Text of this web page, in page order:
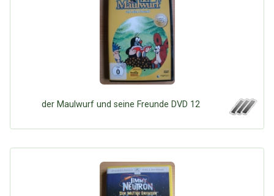
der Maulwurf und seine Freunde DVD 12